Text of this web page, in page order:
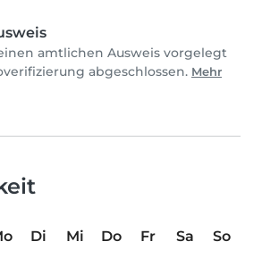
amtlichen Ausweis vorgelegt
abgeschlossen. Mehr
Di Mi Do Fr Sa
So